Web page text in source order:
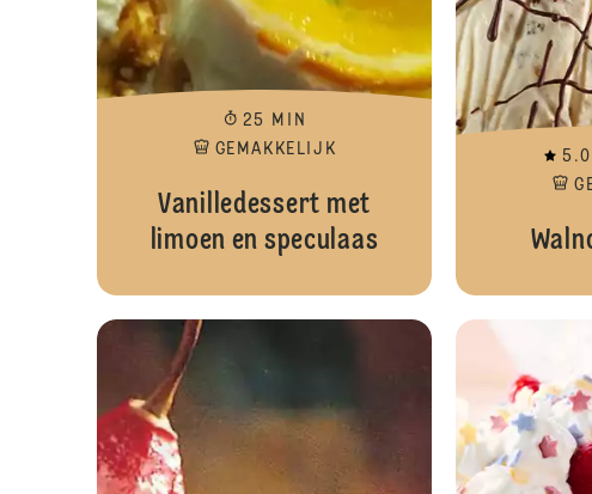
25 MIN
GEMAKKELIJK
Vanilledessert met
limoen en speculaas
5.0